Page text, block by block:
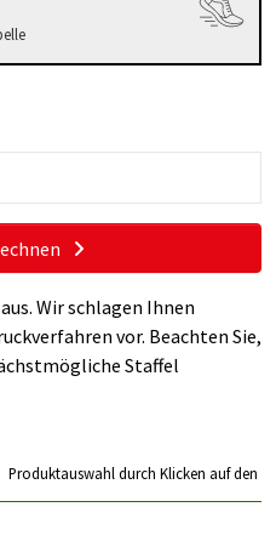
Wir schlagen Ihnen
vor. Beachten Sie,
Staffel
Produktauswahl durch Klicken auf den